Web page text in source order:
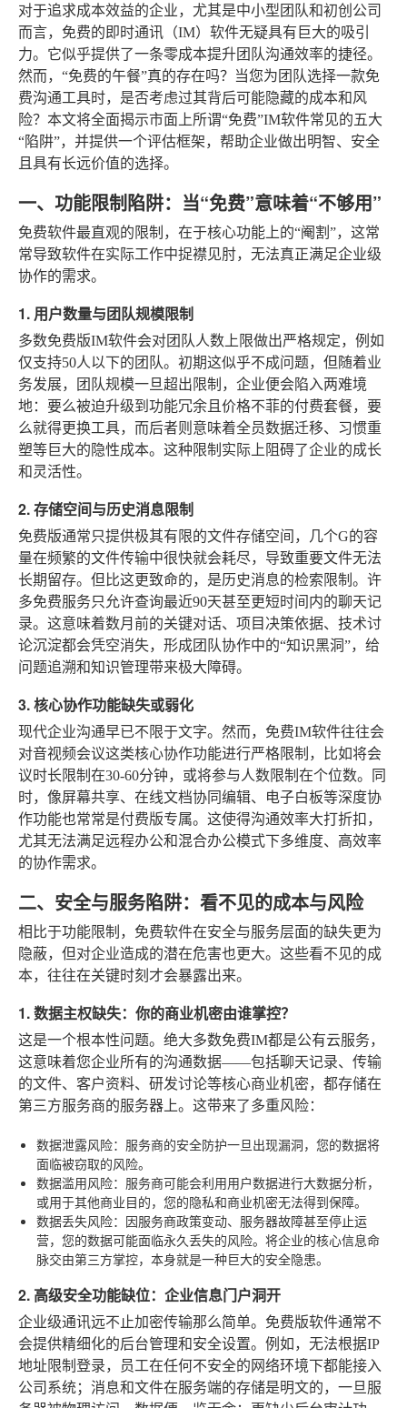
对于追求成本效益的企业，尤其是中小型团队和初创公司
而言，免费的即时通讯（IM）软件无疑具有巨大的吸引
力。它似乎提供了一条零成本提升团队沟通效率的捷径。
然而，“免费的午餐”真的存在吗？当您为团队选择一款免
费沟通工具时，是否考虑过其背后可能隐藏的成本和风
险？本文将全面揭示市面上所谓“免费”IM软件常见的五大
“陷阱”，并提供一个评估框架，帮助企业做出明智、安全
且具有长远价值的选择。
一、功能限制陷阱：当“免费”意味着“不够用”
免费软件最直观的限制，在于核心功能上的“阉割”，这常
常导致软件在实际工作中捉襟见肘，无法真正满足企业级
协作的需求。
1. 用户数量与团队规模限制
多数免费版IM软件会对团队人数上限做出严格规定，例如
仅支持50人以下的团队。初期这似乎不成问题，但随着业
务发展，团队规模一旦超出限制，企业便会陷入两难境
地：要么被迫升级到功能冗余且价格不菲的付费套餐，要
么就得更换工具，而后者则意味着全员数据迁移、习惯重
塑等巨大的隐性成本。这种限制实际上阻碍了企业的成长
和灵活性。
2. 存储空间与历史消息限制
免费版通常只提供极其有限的文件存储空间，几个G的容
量在频繁的文件传输中很快就会耗尽，导致重要文件无法
长期留存。但比这更致命的，是历史消息的检索限制。许
多免费服务只允许查询最近90天甚至更短时间内的聊天记
录。这意味着数月前的关键对话、项目决策依据、技术讨
论沉淀都会凭空消失，形成团队协作中的“知识黑洞”，给
问题追溯和知识管理带来极大障碍。
3. 核心协作功能缺失或弱化
现代企业沟通早已不限于文字。然而，免费IM软件往往会
对音视频会议这类核心协作功能进行严格限制，比如将会
议时长限制在30-60分钟，或将参与人数限制在个位数。同
时，像屏幕共享、在线文档协同编辑、电子白板等深度协
作功能也常常是付费版专属。这使得沟通效率大打折扣，
尤其无法满足远程办公和混合办公模式下多维度、高效率
的协作需求。
二、安全与服务陷阱：看不见的成本与风险
相比于功能限制，免费软件在安全与服务层面的缺失更为
隐蔽，但对企业造成的潜在危害也更大。这些看不见的成
本，往往在关键时刻才会暴露出来。
1. 数据主权缺失：你的商业机密由谁掌控？
这是一个根本性问题。绝大多数免费IM都是公有云服务，
这意味着您企业所有的沟通数据——包括聊天记录、传输
的文件、客户资料、研发讨论等核心商业机密，都存储在
第三方服务商的服务器上。这带来了多重风险：
数据泄露风险：服务商的安全防护一旦出现漏洞，您的数据将
面临被窃取的风险。
数据滥用风险：服务商可能会利用用户数据进行大数据分析，
或用于其他商业目的，您的隐私和商业机密无法得到保障。
数据丢失风险：因服务商政策变动、服务器故障甚至停止运
营，您的数据可能面临永久丢失的风险。将企业的核心信息命
脉交由第三方掌控，本身就是一种巨大的安全隐患。
2. 高级安全功能缺位：企业信息门户洞开
企业级通讯远不止加密传输那么简单。免费版软件通常不
会提供精细化的后台管理和安全设置。例如，无法根据IP
地址限制登录，员工在任何不安全的网络环境下都能接入
公司系统；消息和文件在服务端的存储是明文的，一旦服